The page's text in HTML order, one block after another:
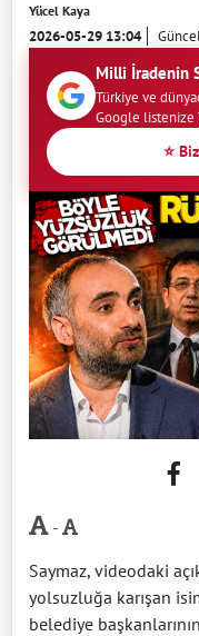
Yücel Kaya
2026-05-29 13:04
Milli İradenin
Türkiye ve
Google listenize
⭐
-
Saymaz, videodaki
yolsuzluğa karışan
belediye